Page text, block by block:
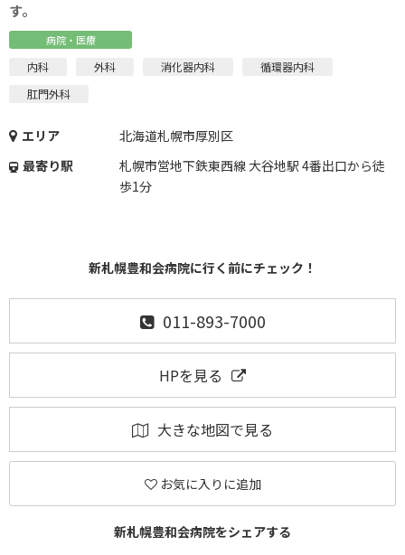
す。
病院・医療
内科 外科 消化器内科
循環器内科
肛門外科
エリア
北海道札幌市厚別区
最寄り駅
札幌市営地下鉄東西線 大谷地駅 4番出口から徒
歩1分
新札幌豊和会病院に行く前にチェック！
011-893-7000
HPを見る
大きな地図で見る
お気に入りに追加
新札幌豊和会病院をシェアする